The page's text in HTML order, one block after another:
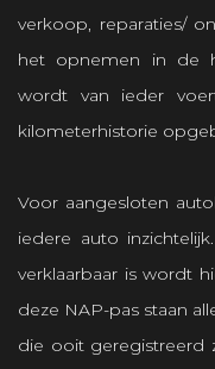
verkoop, reparaties/
het opnemen in de
wordt van ieder
kilometerhistorie
Voor aangesloten
iedere auto
verklaarbaar is wordt
deze NAP-pas staan
die ooit geregistreerd